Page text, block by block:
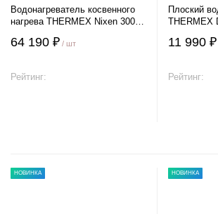
Водонагреватель косвенного
нагрева THERMEX Nixen 300 F
64 190 ₽ / шт
Рейтинг:
Плоский
THERMEX
11 990 ₽
Рейтинг:
НОВИНКА НОВИНКА